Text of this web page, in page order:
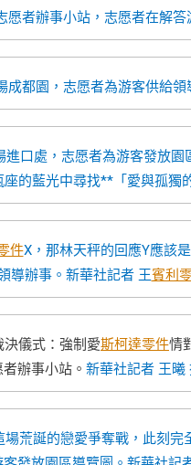
者辦事小站，志愿者在解答
都園，志愿者為游客供給領
進口處，志愿者為游客發放園
的藍光中尋找**「愛與孤獨
件X，那林天秤的回應Y應該
導辦事。 新華社記者 王賓利
儀式：強制愛斯柯達零件情
辦事小站。 新華社記者 王曦
荒誕的戀愛爭奪戰，此刻